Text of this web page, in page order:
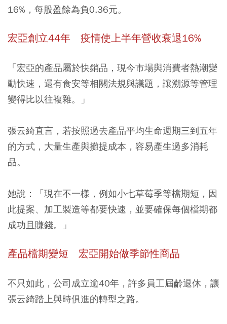
16%，每股盈餘為負0.36元。
宏亞創立44年 疫情使上半年營收衰退16%
「宏亞的產品屬於快銷品， 現今市場與消費者熱潮變
動快速 ，還有食安等相關法規與議題，讓溯源等管理
變得比以往複雜。」
張云綺直言，若按照過去產品平均生命週期三到五年
的方式，大量生產與攤提成本，容易產生過多消耗
品。
她說：「現在不一樣， 例如小七草莓季等檔期短 ，因
此提案、加工製造等都要快速，並要確保每個檔期都
成功且賺錢。」
產品檔期變短 宏亞開始做季節性商品
不只如此， 公司成立逾40年，許多員工屆齡退休 ，讓
張云綺踏上與時俱進的轉型之路。